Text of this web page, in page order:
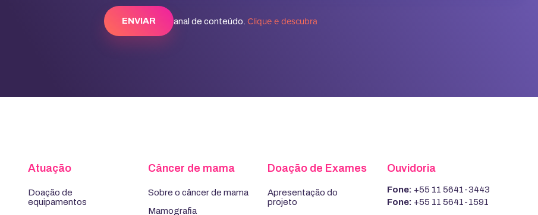
Conheça nosso canal de conteúdo.Clique e descubra
Atuação
Doação de
equipamentos
Câncer de mama
Sobre o câncer de mama
Mamografia
Doação de Exames
Apresentação do
projeto
Ouvidoria
Fone: +55 11 5641-3443
Fone: +55 11 5641-1591